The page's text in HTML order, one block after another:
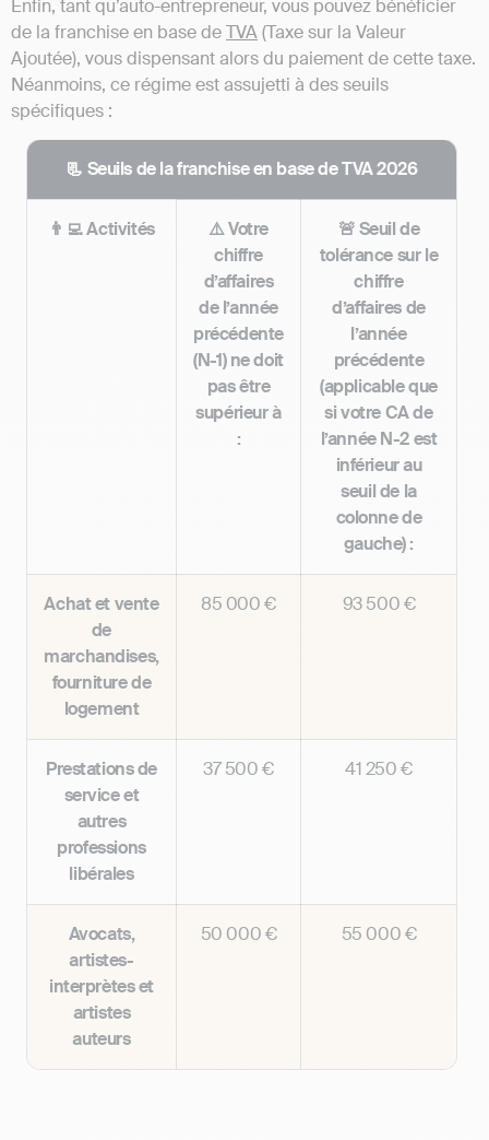
Enfin, tant qu’auto-entrepreneur, vous pouvez bénéficier
de la franchise en base deTVA(Taxe sur la Valeur
Ajoutée), vous dispensant alors du paiement de cette taxe.
Néanmoins, ce régime est assujetti à des seuils
spécifiques :
📃 Seuils de la franchise en base de TVA 2026
👨‍💻 Activités
⚠️ Votre
chiffre
d’affaires
de l’année
précédente
(N-1) ne doit
pas être
supérieur à
:
🚨 Seuil de
tolérance sur le
chiffre
d’affaires de
l’année
précédente
(applicable que
si votre CA de
l’année N-2 est
inférieur au
seuil de la
colonne de
gauche) :
Achat et vente
de
marchandises,
fourniture de
logement
85 000 € 93 500 €
Prestations de
service et
autres
professions
libérales
37 500 € 41 250 €
Avocats,
artistes-
interprètes et
artistes
auteurs
50 000 € 55 000 €